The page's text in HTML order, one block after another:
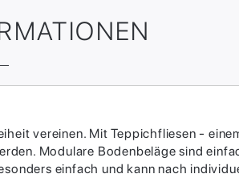
vereinen. Mit Teppichfliesen -
Modulare Bodenbeläge sind
einfach und kann nach